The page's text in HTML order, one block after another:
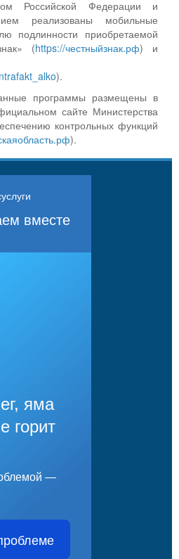
Российской Федерации и
реализованы мобильные
подлинности приобретаемой
(https://честныйзнак.рф) и
).
программы размещены в
сайте Министерства
контрольных функций
).
вместе
яма
горит
—